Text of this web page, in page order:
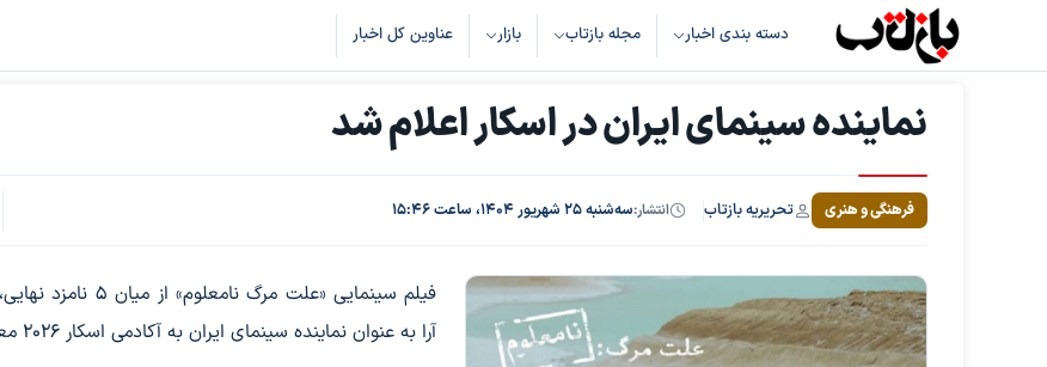
دسته بندی اخبار مجله بازتاب بازار عناوین کل اخبار
نماینده سینمای ایران در اسکار اعلام شد
فرهنگی و هنری تحریریه بازتاب انتشار:سه‌شنبه ۲۵ شهریور ۱۴۰۴، ساعت ۱۵:۴۶
فیلم سینمایی «علت مرگ نامعلوم»
آرا به عنوان نماینده سینمای ایران به آکادمی اسکار 2026 معرفی شد.